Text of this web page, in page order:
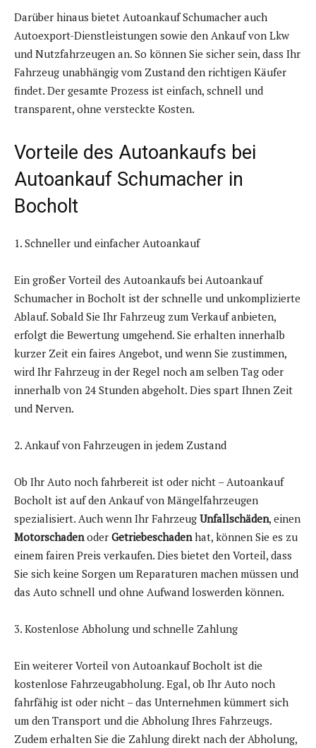
Darüber hinaus bietet Autoankauf Schumacher auch
Autoexport-Dienstleistungen sowie den Ankauf von Lkw
und Nutzfahrzeugen an. So können Sie sicher sein, dass Ihr
Fahrzeug unabhängig vom Zustand den richtigen Käufer
findet. Der gesamte Prozess ist einfach, schnell und
transparent, ohne versteckte Kosten.
Vorteile des Autoankaufs bei
Autoankauf Schumacher in
Bocholt
1. Schneller und einfacher Autoankauf
Ein großer Vorteil des Autoankaufs bei Autoankauf
Schumacher in Bocholt ist der schnelle und unkomplizierte
Ablauf. Sobald Sie Ihr Fahrzeug zum Verkauf anbieten,
erfolgt die Bewertung umgehend. Sie erhalten innerhalb
kurzer Zeit ein faires Angebot, und wenn Sie zustimmen,
wird Ihr Fahrzeug in der Regel noch am selben Tag oder
innerhalb von 24 Stunden abgeholt. Dies spart Ihnen Zeit
und Nerven.
2. Ankauf von Fahrzeugen in jedem Zustand
Ob Ihr Auto noch fahrbereit ist oder nicht – Autoankauf
Bocholt ist auf den Ankauf von Mängelfahrzeugen
spezialisiert. Auch wenn Ihr Fahrzeug Unfallschäden, einen
Motorschaden oder Getriebeschaden hat, können Sie es zu
einem fairen Preis verkaufen. Dies bietet den Vorteil, dass
Sie sich keine Sorgen um Reparaturen machen müssen und
das Auto schnell und ohne Aufwand loswerden können.
3. Kostenlose Abholung und schnelle Zahlung
Ein weiterer Vorteil von Autoankauf Bocholt ist die
kostenlose Fahrzeugabholung. Egal, ob Ihr Auto noch
fahrfähig ist oder nicht – das Unternehmen kümmert sich
um den Transport und die Abholung Ihres Fahrzeugs.
Zudem erhalten Sie die Zahlung direkt nach der Abholung,